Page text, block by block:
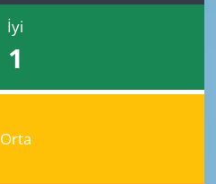
İyi
1
Orta